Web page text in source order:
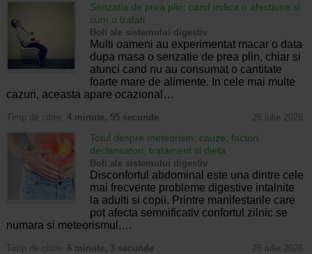
Senzatia de prea plin: cand indica o afectiune si
cum o tratati
Boli ale sistemului digestiv
Multi oameni au experimentat macar o data
dupa masa o senzatie de prea plin, chiar si
atunci cand nu au consumat o cantitate
foarte mare de alimente. In cele mai multe
cazuri, aceasta apare ocazional…
Timp de citire: 4 minute, 55 secunde 26 iulie 2026
Totul despre meteorism: cauze, factori
declansatori, tratament si dieta
Boli ale sistemului digestiv
Disconfortul abdominal este una dintre cele
mai frecvente probleme digestive intalnite
la adulti si copii. Printre manifestarile care
pot afecta semnificativ confortul zilnic se
numara si meteorismul,…
Timp de citire: 6 minute, 3 secunde 26 iulie 2026